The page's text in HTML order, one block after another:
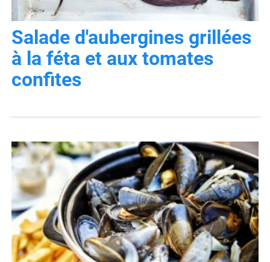
Salade d'aubergines grillées
à la féta et aux tomates
confites